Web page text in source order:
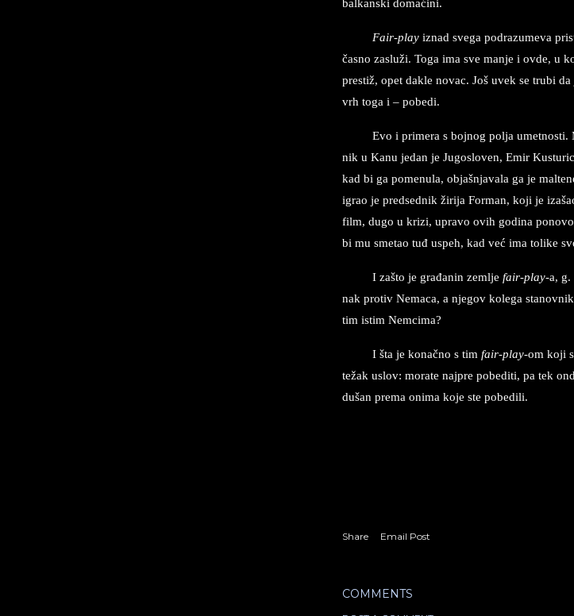
bal­kan­ski domaćini.
Fair-playiz­nad sve­ga pod­ra­zu­me­va
časno za­služi. Toga ima sve man­je i ovde, u
pre­stiž, opet da­kle no­vac. Još uvek se tru­bi
vrh toga i – po­be­di.
Evo i pri­me­ra s boj­nog po­lja
nik u Kan­u je­dan je Ju­go­slo­ven, Emir
kad bi ga po­me­nu­la, objašnjavala ga je
igrao je pred­sed­nik žiri­ja For­man, koji je
film, dugo u kri­zi, u­pra­vo ovih go­di­na po­no­vo
bi mu sme­tao tuđ uspeh, kad već ima to­li­ke
I zašto je građanin zem­lje fair-play-a, g.
nak pro­tiv Ne­ma­ca, a nje­gov ko­le­ga
tim istim Nem­ci­ma?
I šta je konačno s tim fair-play-om koji
težak uslov: mo­ra­te naj­pre po­be­di­ti, pa tek
du­šan pre­ma oni­ma koje ste po­be­di­li.
Share Email Post
COMMENTS